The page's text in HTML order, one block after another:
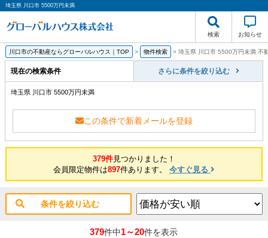
埼玉県 川口市 5500万円未満
検索 お知らせ
川口市の不動産ならグローバルハウス｜TOP > 物件検索 > 埼玉県 川口市 5500万円未満 不
現在の検索条件 さらに条件を絞り込む
埼玉県 川口市 5500万円未満
この条件で新着メールを登録
379件見つかりました！
会員限定物件は897件あります。 今すぐ見る
条件を絞り込む
379件中1～20件を表示